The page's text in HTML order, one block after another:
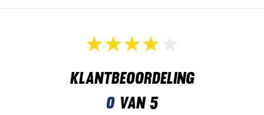
Klantbeoordeling
0van 5